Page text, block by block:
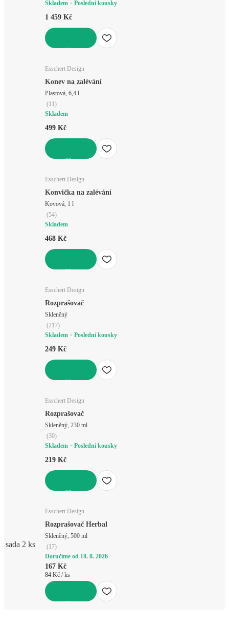
Skladem
Poslední kousky
1 459 Kč
Esschert Design
Konev na zalévání
Plastová, 6,4 l
(11)
Skladem
499 Kč
Esschert Design
Konvička na zalévání
Kovová, 1 l
(54)
Skladem
468 Kč
Esschert Design
Rozprašovač
Skleněný
(217)
Skladem
Poslední kousky
249 Kč
Esschert Design
Rozprašovač
Skleněný, 230 ml
(30)
Skladem
Poslední kousky
219 Kč
sada 2 ks
Esschert Design
Rozprašovač Herbal
Skleněný, 500 ml
(17)
Doručíme od 18. 8. 2026
167 Kč
84 Kč / ks